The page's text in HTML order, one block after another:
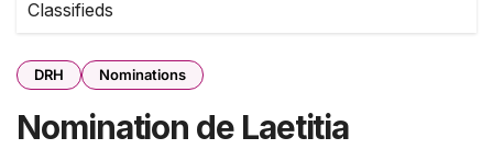
Classifieds
DRH Nominations
Nomination de Laetitia